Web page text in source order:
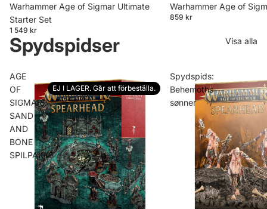
Warhammer Age of Sigmar Ultimate
Starter Set
1 549 kr
Warhammer Age of
859 kr
Spydspidser Visa alla
AGE
OF
SIGMAR:
SAND
AND
BONE
SPILPAKKE
EJ I LAGER. Går att förbeställa.
Spydspids:
Behemoths
sønner